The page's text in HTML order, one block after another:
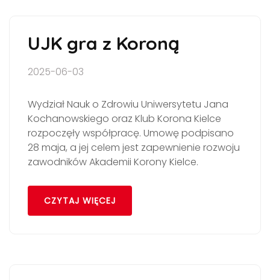
UJK gra z Koroną
2025-06-03
Wydział Nauk o Zdrowiu Uniwersytetu Jana
Kochanowskiego oraz Klub Korona Kielce
rozpoczęły współpracę. Umowę podpisano
28 maja, a jej celem jest zapewnienie rozwoju
zawodników Akademii Korony Kielce.
CZYTAJ WIĘCEJ